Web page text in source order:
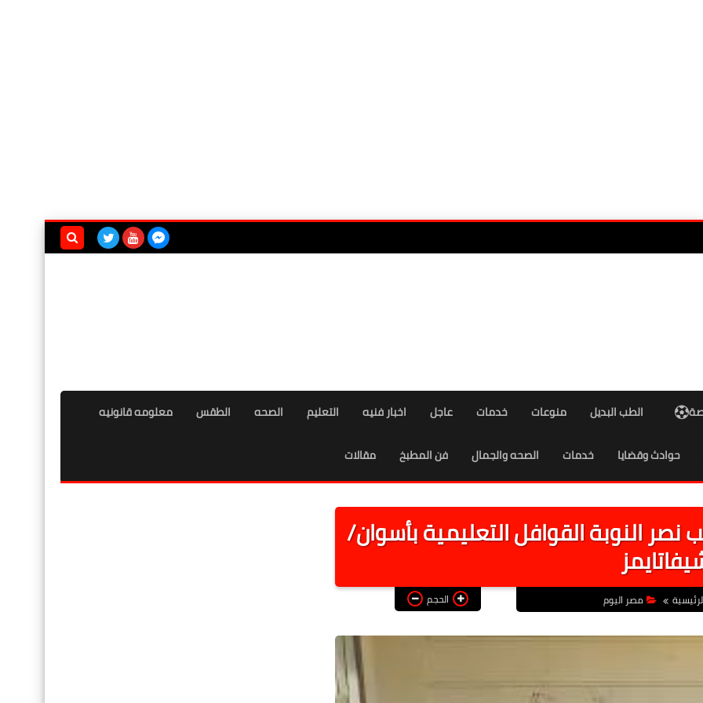
الطب البديل منوعات خدمات عاجل اخبار فنيه التعليم الصحه الطقس معلومه قانونيه
حوادث وقضايا خدمات الصحه والجمال فن المطبخ مقالات
النوبة القوافل التعليمية بأسوان/
مصر اليوم الحجم